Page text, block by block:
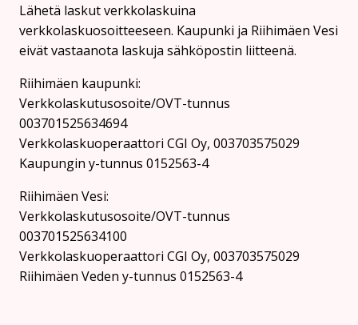
Lähetä laskut verkkolaskuina
verkkolaskuosoitteeseen. Kaupunki ja Riihimäen Vesi
eivät vastaanota laskuja sähköpostin liitteenä.
Riihimäen kaupunki:
Verkkolaskutusosoite/OVT-tunnus
003701525634694
Verkkolaskuoperaattori CGI Oy, 003703575029
Kaupungin y-tunnus 0152563-4
Rii­hi­mäen Vesi:
Verkkolaskutusosoite/OVT-tunnus
003701525634100
Verkkolaskuoperaattori CGI Oy, 003703575029
Riihimäen Veden y-tunnus 0152563-4